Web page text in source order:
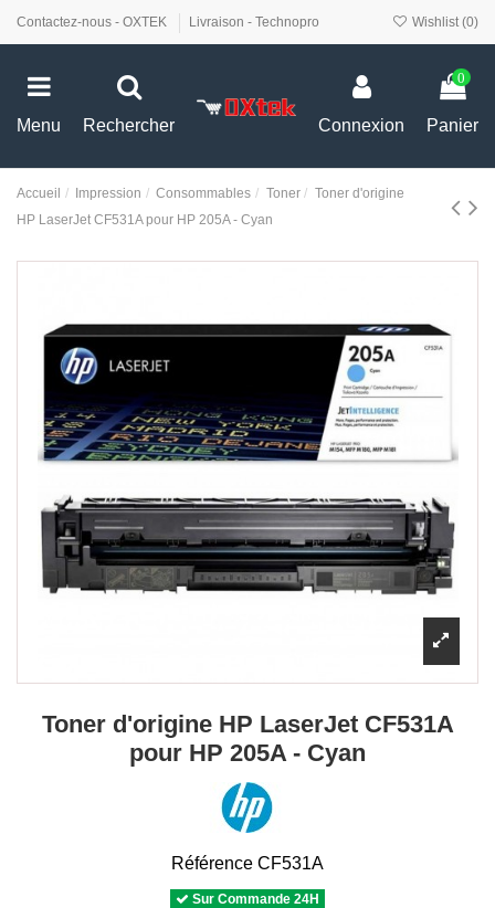
Contactez-nous - OXTEK Livraison - Technopro Wishlist (0)
Menu Rechercher Connexion
0
Panier
Accueil Impression Consommables Toner
Toner d'origine
HP LaserJet CF531A pour HP 205A - Cyan
Toner d'origine HP LaserJet CF531A
pour HP 205A - Cyan
Référence CF531A
Sur Commande 24H